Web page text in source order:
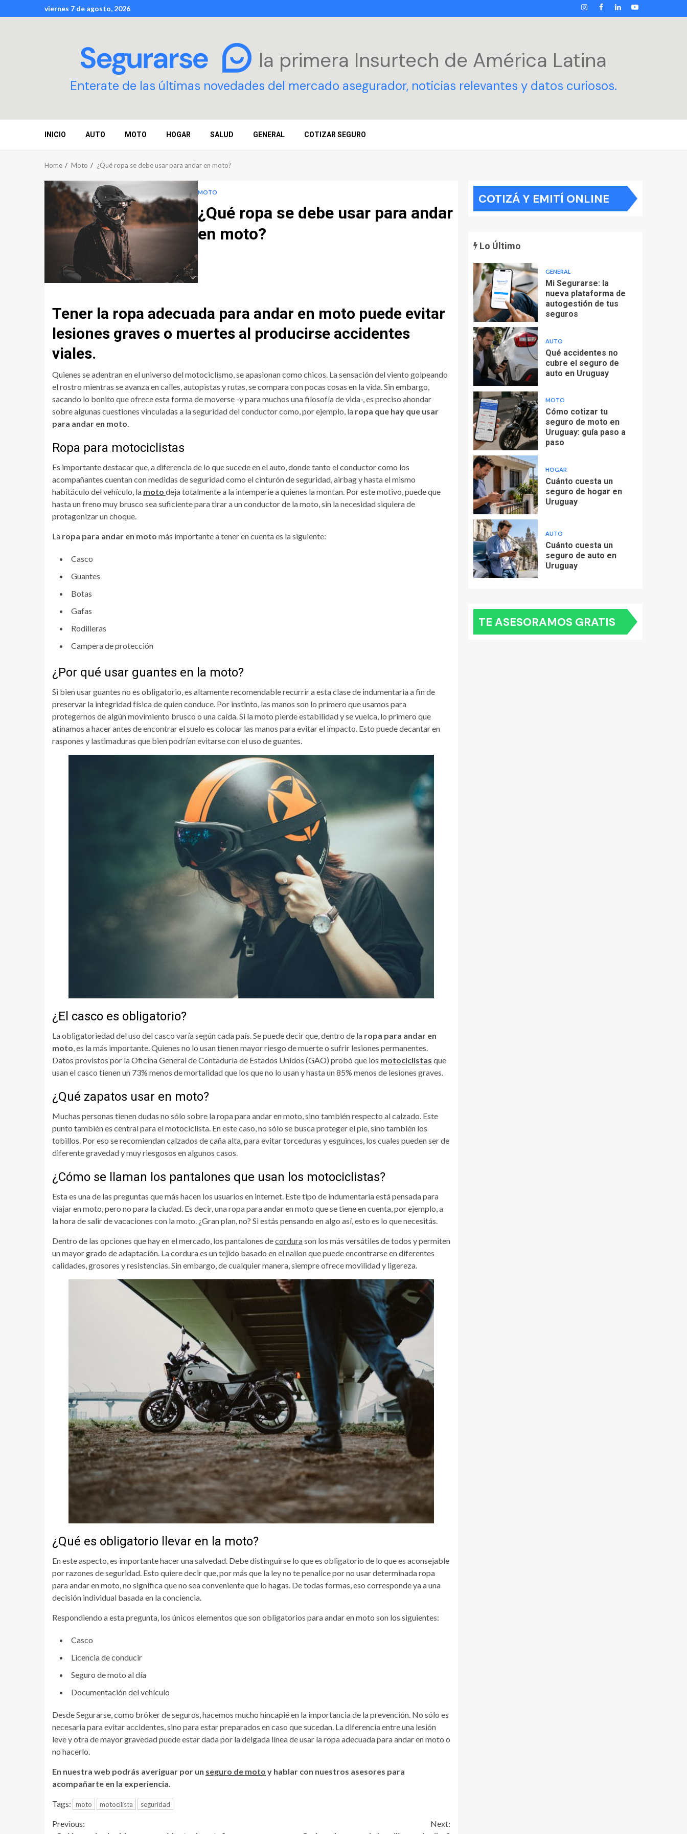
to
viernes 7 de agosto, 2026 INSTAGRAM
FACEBOOK
LINKEDIN
YOUTUBE
la primera Insurtech de América Latina
Enterate de las últimas novedades del mercado asegurador, noticias relevantes y datos curiosos.
INICIO AUTO MOTO HOGAR SALUD GENERAL COTIZAR SEGURO
Home Moto ¿Qué ropa se debe usar para andar en moto?
MOTO
¿Qué ropa se debe usar para andar
en moto?
Tener la ropa adecuada para andar en moto puede evitar
lesiones graves o muertes al producirse accidentes
viales.
Quienes se adentran en el universo del motociclismo, se apasionan como chicos. La sensación del viento golpeando
el rostro mientras se avanza en calles, autopistas y rutas, se compara con pocas cosas en la vida. Sin embargo,
sacando lo bonito que ofrece esta forma de moverse -y para muchos una filosofía de vida-, es preciso ahondar
sobre algunas cuestiones vinculadas a la seguridad del conductor como, por ejemplo, la ropa que hay que usar
para andar en moto.
Ropa para motociclistas
Es importante destacar que, a diferencia de lo que sucede en el auto, donde tanto el conductor como los
acompañantes cuentan con medidas de seguridad como el cinturón de seguridad, airbag y hasta el mismo
habitáculo del vehículo, la moto deja totalmente a la intemperie a quienes la montan. Por este motivo, puede que
hasta un freno muy brusco sea suficiente para tirar a un conductor de la moto, sin la necesidad siquiera de
protagonizar un choque.
La ropa para andar en moto más importante a tener en cuenta es la siguiente:
Casco
Guantes
Botas
Gafas
Rodilleras
Campera de protección
¿Por qué usar guantes en la moto?
Si bien usar guantes no es obligatorio, es altamente recomendable recurrir a esta clase de indumentaria a fin de
preservar la integridad física de quien conduce. Por instinto, las manos son lo primero que usamos para
protegernos de algún movimiento brusco o una caída. Si la moto pierde estabilidad y se vuelca, lo primero que
atinamos a hacer antes de encontrar el suelo es colocar las manos para evitar el impacto. Esto puede decantar en
raspones y lastimaduras que bien podrían evitarse con el uso de guantes.
¿El casco es obligatorio?
La obligatoriedad del uso del casco varía según cada país. Se puede decir que, dentro de la ropa para andar en
moto, es la más importante. Quienes no lo usan tienen mayor riesgo de muerte o sufrir lesiones permanentes.
Datos provistos por la Oficina General de Contaduría de Estados Unidos (GAO) probó que los motociclistas que
usan el casco tienen un 73% menos de mortalidad que los que no lo usan y hasta un 85% menos de lesiones graves.
¿Qué zapatos usar en moto?
Muchas personas tienen dudas no sólo sobre la ropa para andar en moto, sino también respecto al calzado. Este
punto también es central para el motociclista. En este caso, no sólo se busca proteger el pie, sino también los
tobillos. Por eso se recomiendan calzados de caña alta, para evitar torceduras y esguinces, los cuales pueden ser de
diferente gravedad y muy riesgosos en algunos casos.
¿Cómo se llaman los pantalones que usan los motociclistas?
Esta es una de las preguntas que más hacen los usuarios en internet. Este tipo de indumentaria está pensada para
viajar en moto, pero no para la ciudad. Es decir, una ropa para andar en moto que se tiene en cuenta, por ejemplo, a
la hora de salir de vacaciones con la moto. ¿Gran plan, no? Si estás pensando en algo así, esto es lo que necesitás.
Dentro de las opciones que hay en el mercado, los pantalones decordurason los más versátiles de todos y permiten
un mayor grado de adaptación. La cordura es un tejido basado en el nailon que puede encontrarse en diferentes
calidades, grosores y resistencias. Sin embargo, de cualquier manera, siempre ofrece movilidad y ligereza.
¿Qué es obligatorio llevar en la moto?
En este aspecto, es importante hacer una salvedad. Debe distinguirse lo que es obligatorio de lo que es aconsejable
por razones de seguridad. Esto quiere decir que, por más que la ley no te penalice por no usar determinada ropa
para andar en moto, no significa que no sea conveniente que lo hagas. De todas formas, eso corresponde ya a una
decisión individual basada en la conciencia.
Respondiendo a esta pregunta, los únicos elementos que son obligatorios para andar en moto son los siguientes:
Casco
Licencia de conducir
Seguro de moto al día
Documentación del vehículo
Desde Segurarse, como bróker de seguros, hacemos mucho hincapié en la importancia de la prevención. No sólo es
necesaria para evitar accidentes, sino para estar preparados en caso que sucedan. La diferencia entre una lesión
leve y otra de mayor gravedad puede estar dada por la delgada línea de usar la ropa adecuada para andar en moto o
no hacerlo.
En nuestra web podrás averiguar por un seguro de moto y hablar con nuestros asesores para
acompañarte en la experiencia.
Tags: moto motocilista seguridad
Continue
Previous:
Next:
COTIZÁ Y EMITÍ ONLINE
Lo Último
GENERAL
Mi Segurarse: la
nueva plataforma de
autogestión de tus
seguros
AUTO
Qué accidentes no
cubre el seguro de
auto en Uruguay
MOTO
Cómo cotizar tu
seguro de moto en
Uruguay: guía paso a
paso
HOGAR
Cuánto cuesta un
seguro de hogar en
Uruguay
AUTO
Cuánto cuesta un
seguro de auto en
Uruguay
TE ASESORAMOS GRATIS